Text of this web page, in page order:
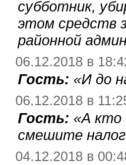
субботник,
этом средств
районной
06.12.2018 в
Гость: «И до
06.12.2018 в
Гость: «А кто
смешите
04.12.2018 в